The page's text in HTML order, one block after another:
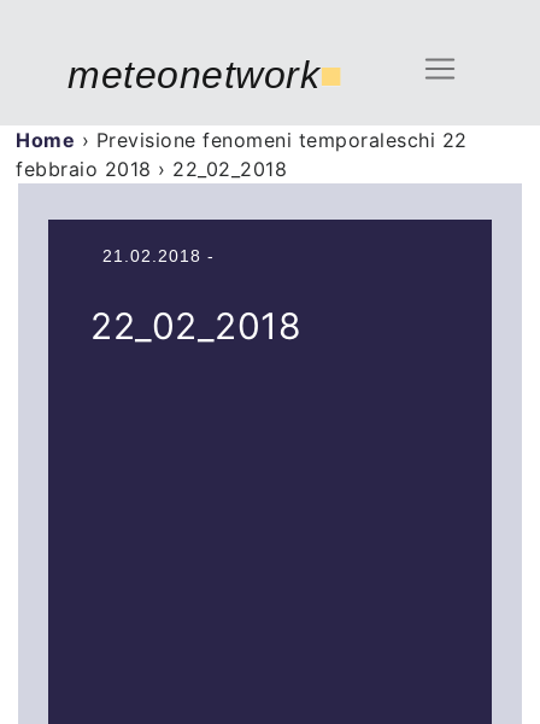
meteonetwork■
Home › Previsione fenomeni temporaleschi 22
febbraio 2018 › 22_02_2018
21.02.2018 -
22_02_2018